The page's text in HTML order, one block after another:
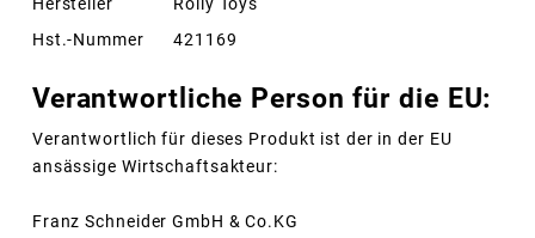
Hersteller
Rolly Toys
Hst.-Nummer
421169
Verantwortliche Person für die EU:
Verantwortlich für dieses Produkt ist der in der EU
ansässige Wirtschaftsakteur:
Franz Schneider GmbH & Co.KG